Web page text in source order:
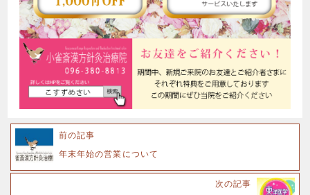
前の記事
年末年始の営業について
次の記事